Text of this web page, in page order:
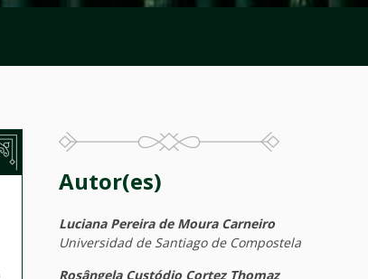
Autor(es)
Luciana Pereira de Moura Carneiro
Universidad de Santiago de Compostela
Rosângela Custódio Cortez Thomaz